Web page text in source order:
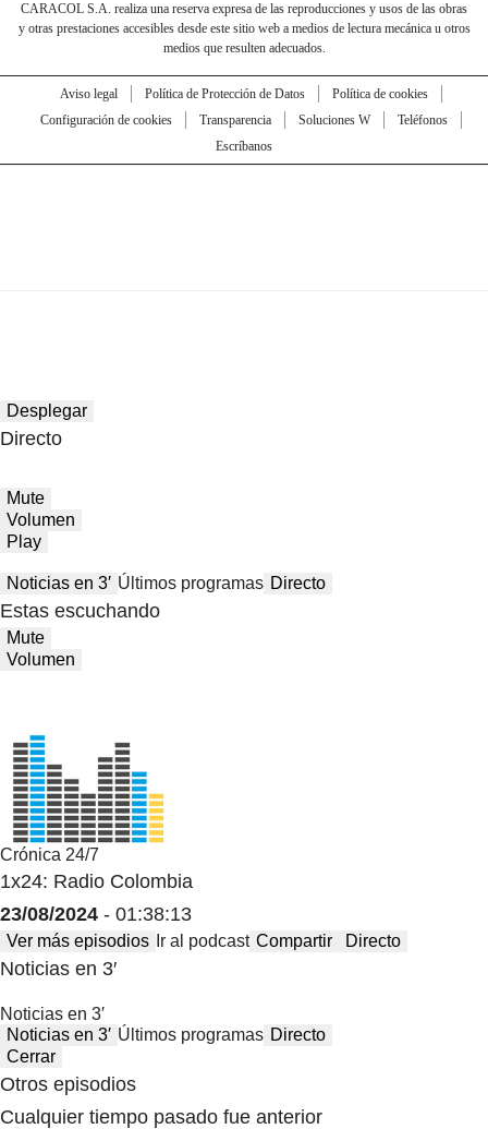
CARACOL S.A. realiza una reserva expresa de las reproducciones y usos de las obras
y otras prestaciones accesibles desde este sitio web a medios de lectura mecánica u otros
medios que resulten adecuados.
Aviso legal Política de Protección de Datos
Política de cookies
Configuración de cookies
Transparencia Soluciones W
Teléfonos
Escríbanos
Desplegar
Directo
Mute
Volumen
Play
Noticias en 3′ Últimos programas Directo
Estas escuchando
Mute
Volumen
Crónica 24/7
1x24: Radio Colombia
23/08/2024 - 01:38:13
Ver más episodios Ir al podcast Compartir Directo
Noticias en 3′
Noticias en 3′
Noticias en 3′ Últimos programas Directo
Cerrar
Otros episodios
Cualquier tiempo pasado fue anterior